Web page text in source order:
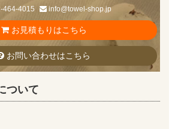
464-4015 info@towel-shop.jp
お見積もりはこちら
お問い合わせはこちら
ついて